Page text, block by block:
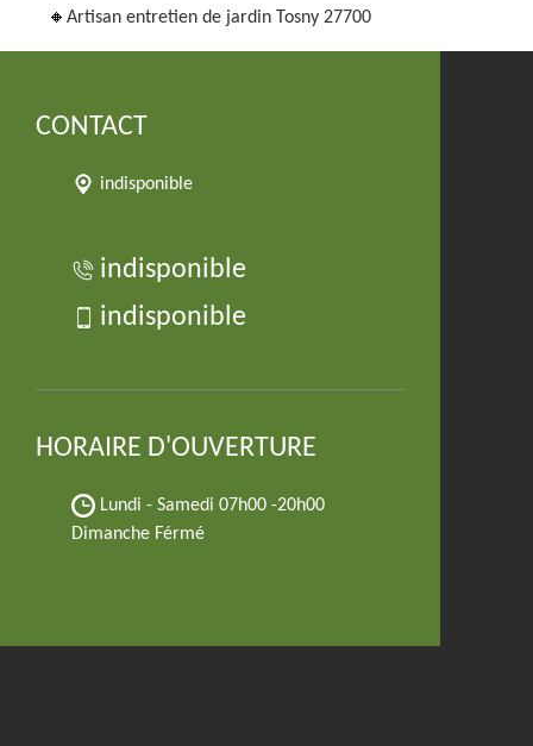
Artisan entretien de jardin Tosny 27700
CONTACT
indisponible
indisponible
indisponible
HORAIRE D'OUVERTURE
Lundi - Samedi 07h00 -20h00
Dimanche Férmé